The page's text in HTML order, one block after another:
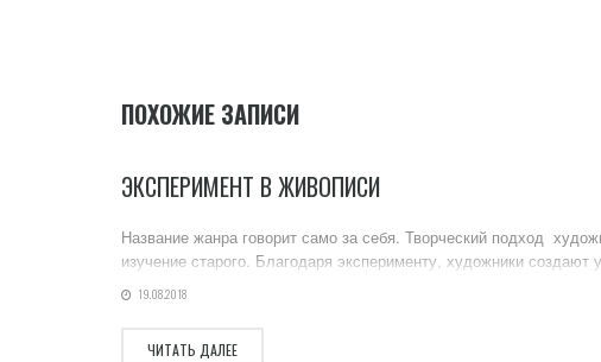
ПОХОЖИЕ ЗАПИСИ
ЭКСПЕРИМЕНТ В ЖИВОПИСИ
Название жанра говорит само за себя. Творческий подход
изучение старого. Благодаря эксперименту, художники
19.08.2018
ЧИТАТЬ ДАЛЕЕ